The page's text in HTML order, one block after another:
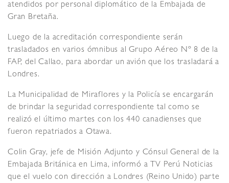
atendidos por personal diplomático de la Embajada de
Gran Bretaña.
Luego de la acreditación correspondiente serán
trasladados en varios ómnibus al Grupo Aéreo Nº 8 de la
FAP, del Callao, para abordar un avión que los trasladará a
Londres.
La Municipalidad de Miraflores y la Policía se encargarán
de brindar la seguridad correspondiente tal como se
realizó el último martes con los 440 canadienses que
fueron repatriados a Otawa.
Colin Gray, jefe de Misión Adjunto y Cónsul General de la
Embajada Británica en Lima, informó a TV Perú Noticias
que el vuelo con dirección a Londres (Reino Unido) parte